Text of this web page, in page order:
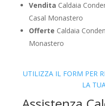
Vendita Caldaia
Casal Monastero
Offerte Caldaia
Monastero
UTILIZZA IL FORM PER
LA